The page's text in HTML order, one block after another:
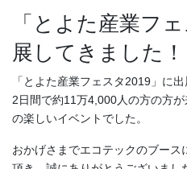
「とよた産業フェスタ2019」に出
展してきました！
「とよた産業フェスタ2019」に
2日間で約11万4,000人の方の方
の楽しいイベントでした。
おかげさまでエコテックのブー